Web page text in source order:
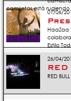
camisetas está 01/06/
HaaZaa
Estilo
26/04/
RED BULL